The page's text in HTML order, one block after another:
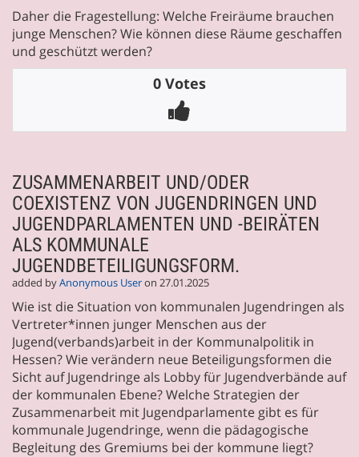
Daher die Fragestellung: Welche Freiräume brauchen
junge Menschen? Wie können diese Räume geschaffen
und geschützt werden?
0 Votes
ZUSAMMENARBEIT UND/ODER
COEXISTENZ VON JUGENDRINGEN UND
JUGENDPARLAMENTEN UND -BEIRÄTEN
ALS KOMMUNALE
JUGENDBETEILIGUNGSFORM.
added byAnonymous Useron 27.01.2025
Wie ist die Situation von kommunalen Jugendringen als
Vertreter*innen junger Menschen aus der
Jugend(verbands)arbeit in der Kommunalpolitik in
Hessen? Wie verändern neue Beteiligungsformen die
Sicht auf Jugendringe als Lobby für Jugendverbände auf
der kommunalen Ebene? Welche Strategien der
Zusammenarbeit mit Jugendparlamente gibt es für
kommunale Jugendringe, wenn die pädagogische
Begleitung des Gremiums bei der kommune liegt?